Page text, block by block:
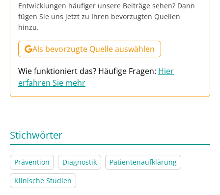
Entwicklungen häufiger unsere Beiträge sehen? Dann
fügen Sie uns jetzt zu Ihren bevorzugten Quellen
hinzu.
Als bevorzugte Quelle auswählen
Wie funktioniert das? Häufige Fragen: Hier
erfahren Sie mehr
Stichwörter
Prävention Diagnostik
Patientenaufklärung
Klinische Studien